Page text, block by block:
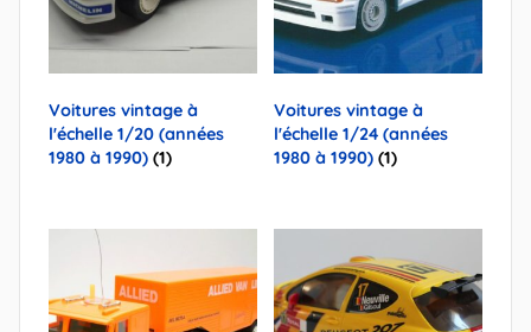
Voitures vintage à
l'échelle 1/20 (années
1980 à 1990) (1)
Voitures vintage à
l'échelle 1/24 (années
1980 à 1990)(1)